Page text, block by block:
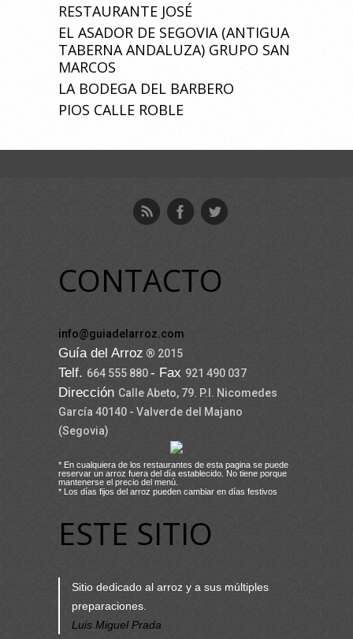
RESTAURANTE JOSÉ
EL ASADOR DE SEGOVIA (ANTIGUA
TABERNA ANDALUZA) GRUPO SAN
MARCOS
LA BODEGA DEL BARBERO
PIOS CALLE ROBLE
CONTACTO
info@guiadelarroz.com
Guía del Arroz ® 2015
Telf. 664 555 880- Fax 921 490 037
Dirección Calle Abeto, 79. P.I. Nicomedes
García 40140 - Valverde del Majano
(Segovia)
* En cualquiera de los restaurantes de esta pagina se puede
reservar un arroz fuera del día establecido. No tiene porque
mantenerse el precio del menú.
* Los días fijos del arroz pueden cambiar en días festivos
ESTE SITIO
Sitio dedicado al arroz y a sus múltiples
preparaciones.
Luis Miguel Prada